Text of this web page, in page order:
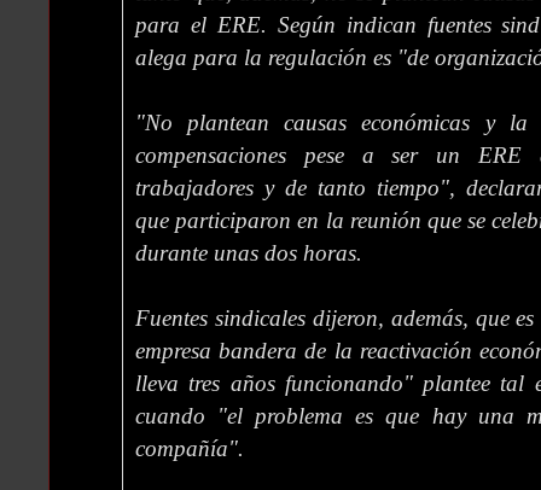
para el ERE. Según indican fuentes
alega para la regulación es "de
"No plantean causas económicas y la
compensaciones pese a ser un
trabajadores y de tanto tiempo",
que participaron en la reunión que se
durante unas dos horas.
Fuentes sindicales dijeron, además, que
empresa bandera de la reactivación
lleva tres años funcionando" plantee tal
cuando "el problema es que hay una
compañía".